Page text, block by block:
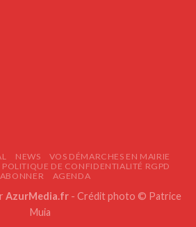
NEWS
VOS DÉMARCHES EN MAIRIE
POLITIQUE DE CONFIDENTIALITÉ RGPD
AGENDA
AzurMedia.fr - Crédit photo © Patrice
Muia